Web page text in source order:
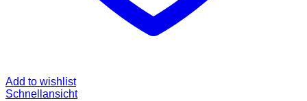
Add to wishlist
Schnellansicht